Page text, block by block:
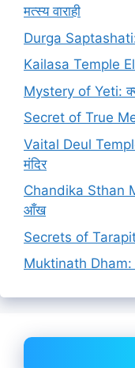
मत्स्य वाराही
Durga Saptashati:
Kailasa Temple
Mystery of Yeti:
Secret of True
Vaital Deul
मंदिर
Chandika Sthan
आँख
Secrets of Tarapith:
Muktinath Dham: